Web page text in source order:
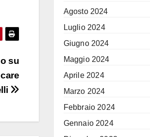
su
Agosto 2024
Luglio 2024
Giugno 2024
Maggio 2024
Aprile 2024
Marzo 2024
Febbraio 2024
Gennaio 2024